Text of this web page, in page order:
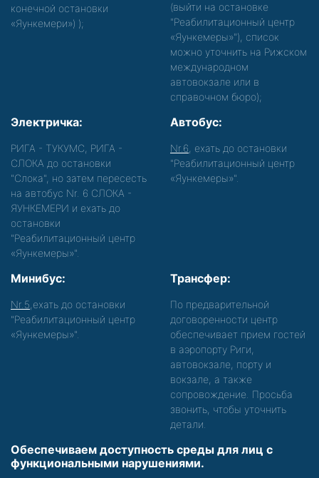
конечной остановки
«Яункемери») );
(выйти на остановке
"Реабилитационный центр
«Яункемеры»"), список
можно уточнить на Рижском
международном
автовокзале или в
справочном бюро);
Электричка:
РИГА - ТУКУМС, РИГА -
СЛОКА до остановки
"Слока", но затем пересесть
на автобус Nr. 6 СЛОКА -
ЯУНКЕМЕРИ и ехать до
остановки
"Реабилитационный центр
«Яункемеры»".
Автобус:
Nr.6 , ехать до остановки
"Реабилитационный центр
«Яункемеры»".
Минибус:
Nr.5 ,ехать до остановки
"Реабилитационный центр
«Яункемеры»".
Трансфер:
По предварительной
договоренности центр
обеспечивает прием гостей
в аэропорту Риги,
автовокзале, порту и
вокзале, а также
сопровождение. Просьба
звонить, чтобы уточнить
детали.
Обеспечиваем доступность среды для лиц с
функциональными нарушениями.